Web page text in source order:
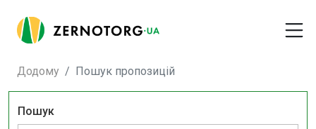
Додому Пошук пропозицій
Пошук